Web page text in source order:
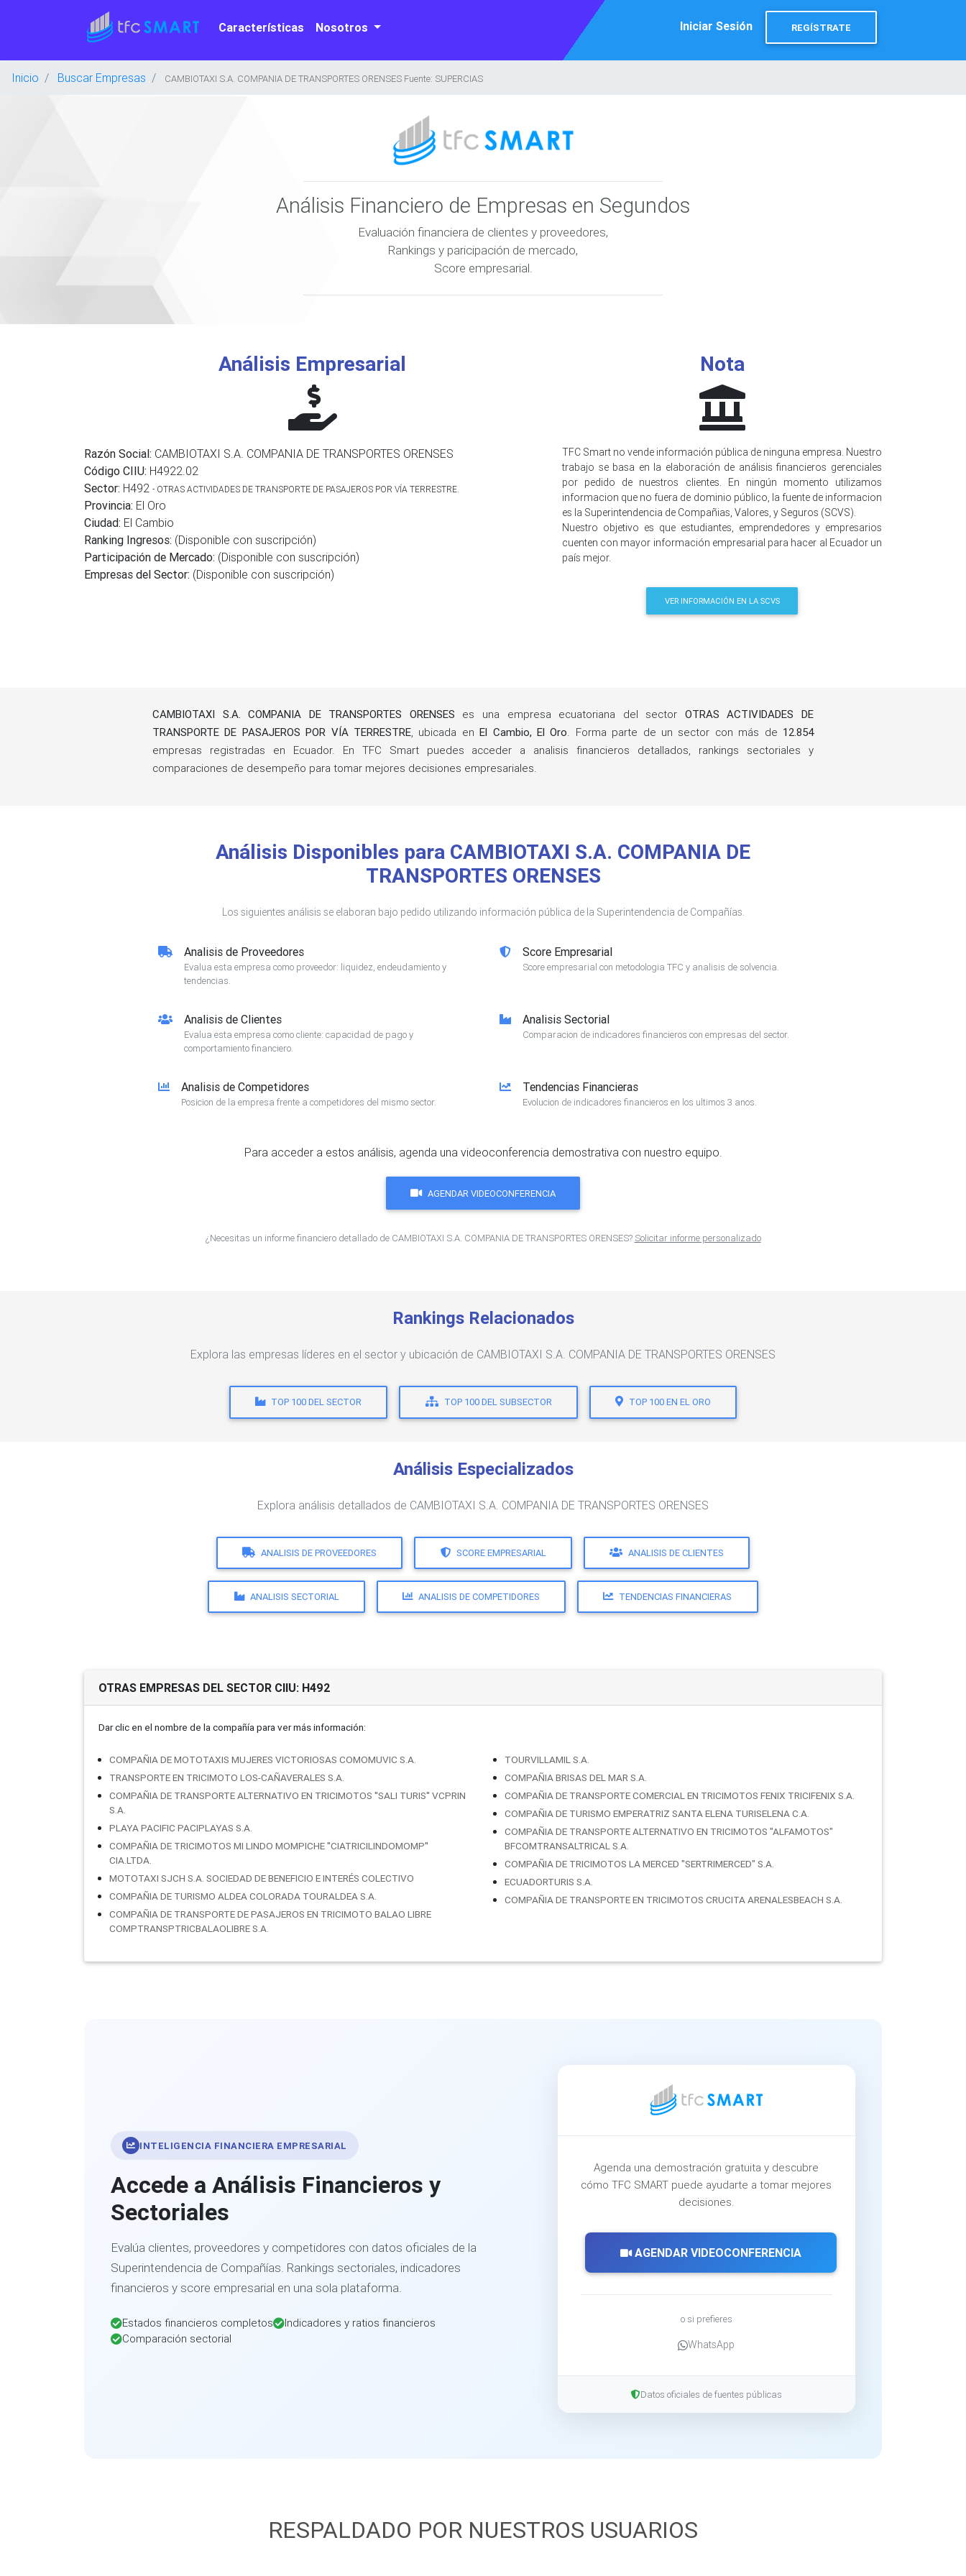
Características Nosotros Iniciar Sesión REGÍSTRATE
Inicio Buscar Empresas CAMBIOTAXI S.A. COMPANIA DE TRANSPORTES ORENSES Fuente: SUPERCIAS
Análisis Financiero de Empresas en Segundos
Evaluación financiera de clientes y proveedores,
Rankings y paricipación de mercado,
Score empresarial.
Análisis Empresarial
Razón Social: CAMBIOTAXI S.A. COMPANIA DE TRANSPORTES ORENSES
Código CIIU: H4922.02
Sector: H492 - OTRAS ACTIVIDADES DE TRANSPORTE DE PASAJEROS POR VÍA TERRESTRE.
Provincia: El Oro
Ciudad: El Cambio
Ranking Ingresos: (Disponible con suscripción)
Participación de Mercado: (Disponible con suscripción)
Empresas del Sector: (Disponible con suscripción)
Nota
TFC Smart no vende información pública de ninguna empresa. Nuestro
trabajo se basa en la elaboración de análisis financieros gerenciales
por pedido de nuestros clientes. En ningún momento utilizamos
informacion que no fuera de dominio público, la fuente de informacion
es la Superintendencia de Compañias, Valores, y Seguros (SCVS).
Nuestro objetivo es que estudiantes, emprendedores y empresarios
cuenten con mayor información empresarial para hacer al Ecuador un
país mejor.
VER INFORMACIÓN EN LA SCVS
CAMBIOTAXI S.A. COMPANIA DE TRANSPORTES ORENSES es una empresa ecuatoriana del sector OTRAS ACTIVIDADES DE
TRANSPORTE DE PASAJEROS POR VÍA TERRESTRE, ubicada enEl Cambio, El Oro. Forma parte de un sector con más de 12.854
empresas registradas en Ecuador. En TFC Smart puedes acceder a analisis financieros detallados, rankings sectoriales y
comparaciones de desempeño para tomar mejores decisiones empresariales.
Análisis Disponibles para CAMBIOTAXI S.A. COMPANIA DE
TRANSPORTES ORENSES
Los siguientes análisis se elaboran bajo pedido utilizando información pública de la Superintendencia de Compañías.
Analisis de Proveedores
Evalua esta empresa como proveedor: liquidez, endeudamiento y
tendencias.
Score Empresarial
Score empresarial con metodologia TFC y analisis de solvencia.
Analisis de Clientes
Evalua esta empresa como cliente: capacidad de pago y
comportamiento financiero.
Analisis Sectorial
Comparacion de indicadores financieros con empresas del sector.
Analisis de Competidores
Posicion de la empresa frente a competidores del mismo sector.
Tendencias Financieras
Evolucion de indicadores financieros en los ultimos 3 anos.
Para acceder a estos análisis, agenda una videoconferencia demostrativa con nuestro equipo.
AGENDAR VIDEOCONFERENCIA
¿Necesitas un informe financiero detallado de CAMBIOTAXI S.A. COMPANIA DE TRANSPORTES ORENSES? Solicitar informe personalizado
Rankings Relacionados
Explora las empresas líderes en el sector y ubicación de CAMBIOTAXI S.A. COMPANIA DE TRANSPORTES ORENSES
TOP 100 DEL SECTOR TOP 100 DEL SUBSECTOR TOP 100 EN EL ORO
Análisis Especializados
Explora análisis detallados de CAMBIOTAXI S.A. COMPANIA DE TRANSPORTES ORENSES
ANALISIS DE PROVEEDORES SCORE EMPRESARIAL ANALISIS DE CLIENTES
ANALISIS SECTORIAL ANALISIS DE COMPETIDORES TENDENCIAS FINANCIERAS
OTRAS EMPRESAS DEL SECTOR CIIU: H492
Dar clic en el nombre de la compañí­a para ver más información:
COMPAÑIA DE MOTOTAXIS MUJERES VICTORIOSAS COMOMUVIC S.A.
TRANSPORTE EN TRICIMOTO LOS-CAÑAVERALES S.A.
COMPAÑIA DE TRANSPORTE ALTERNATIVO EN TRICIMOTOS ''SALI TURIS'' VCPRIN
S.A.
PLAYA PACIFIC PACIPLAYAS S.A.
COMPAÑIA DE TRICIMOTOS MI LINDO MOMPICHE ''CIATRICILINDOMOMP''
CIA.LTDA.
MOTOTAXI SJCH S.A. SOCIEDAD DE BENEFICIO E INTERÉS COLECTIVO
COMPAÑIA DE TURISMO ALDEA COLORADA TOURALDEA S.A.
COMPAÑIA DE TRANSPORTE DE PASAJEROS EN TRICIMOTO BALAO LIBRE
COMPTRANSPTRICBALAOLIBRE S.A.
TOURVILLAMIL S.A.
COMPAÑIA BRISAS DEL MAR S.A.
COMPAÑIA DE TRANSPORTE COMERCIAL EN TRICIMOTOS FENIX TRICIFENIX S.A.
COMPAÑIA DE TURISMO EMPERATRIZ SANTA ELENA TURISELENA C.A.
COMPAÑIA DE TRANSPORTE ALTERNATIVO EN TRICIMOTOS "ALFAMOTOS"
BFCOMTRANSALTRICAL S.A.
COMPAÑIA DE TRICIMOTOS LA MERCED "SERTRIMERCED" S.A.
ECUADORTURIS S.A.
COMPAÑIA DE TRANSPORTE EN TRICIMOTOS CRUCITA ARENALESBEACH S.A.
INTELIGENCIA FINANCIERA EMPRESARIAL
Accede a Análisis Financieros y
Sectoriales
Evalúa clientes, proveedores y competidores con datos oficiales de la
Superintendencia de Compañías. Rankings sectoriales, indicadores
financieros y score empresarial en una sola plataforma.
Estados financieros completos
Indicadores y ratios financieros
Comparación sectorial
Agenda una demostración gratuita y descubre
cómo TFC SMART puede ayudarte a tomar mejores
decisiones.
AGENDAR VIDEOCONFERENCIA
o si prefieres
WhatsApp
Datos oficiales de fuentes públicas
RESPALDADO POR NUESTROS USUARIOS